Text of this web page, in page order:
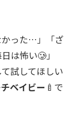
かった…」「ざ
は怖い🥲」
試してほしい
ベイビー 🍼で